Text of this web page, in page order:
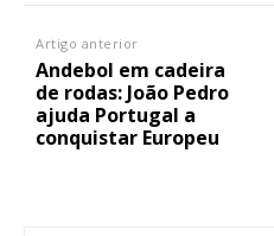
Artigo anterior
Andebol em cadeira
de rodas: João Pedro
ajuda Portugal a
conquistar Europeu